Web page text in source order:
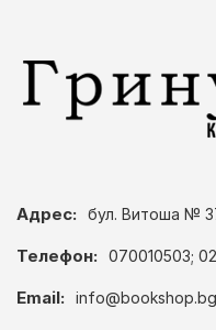
Адрес: бул. Витоша №
Телефон: 070010503;
Email: info@bookshop.bg